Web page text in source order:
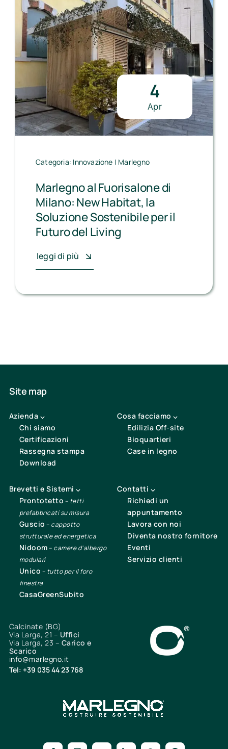
4
Apr
Categoria: Innovazione | Marlegno
Marlegno al Fuorisalone di
Milano: New Habitat, la
Soluzione Sostenibile per il
Futuro del Living
leggi di più
Site map
Azienda ⌵
Chi siamo
Certificazioni
Rassegna stampa
Download
Cosa facciamo ⌵
Edilizia Off-site
Bioquartieri
Case in legno
Brevetti e Sistemi ⌵
Prontotetto – tetti
prefabbricati su misura
Guscio – cappotto
strutturale ed energetica
Nidoom– camere d’albergo
modulari
Unico – tutto per il foro
finestra
CasaGreenSubito
Contatti ⌵
Richiedi un
appuntamento
Lavora con noi
Diventa nostro fornitore
Eventi
Servizio clienti
Calcinate (BG)
Via Larga, 21 – Uffici
Via Larga, 23 – Carico e
Scarico
info@marlegno.it
Tel: +39 035 44 23 768